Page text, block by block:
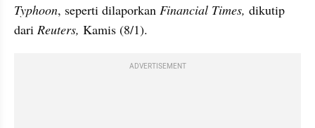
Typhoon, seperti dilaporkan Financial Times, dikutip
dari Reuters, Kamis (8/1).
ADVERTISEMENT